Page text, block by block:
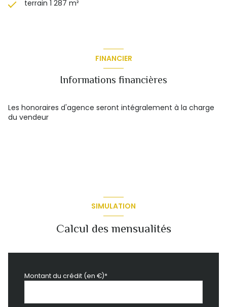
terrain 1 287 m²
FINANCIER
Informations financières
Les honoraires d'agence seront intégralement à la charge
du vendeur
SIMULATION
Calcul des mensualités
Montant du crédit (en €)*